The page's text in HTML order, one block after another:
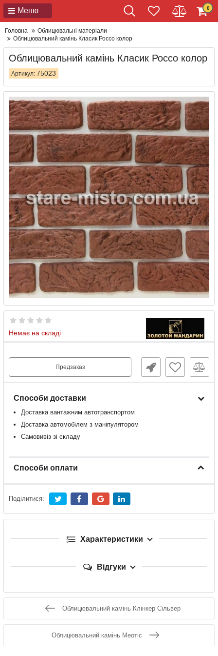
Меню 0
Головна
Облицювальні матеріали
Облицювальний камінь Класик Россо колор
Облицювальний камінь Класик Россо колор
Артикул: 75023
Немає на складі
Предзаказ
Способи доставки
Доставка вантажним автотранспортом
Доставка автомобілем з маніпулятором
Самовивіз зі складу
Способи оплати
Поділитися:
Характеристики
Відгуки
Облицювальний камінь Клінкер Сільвер
Облицювальний камінь Меотіс